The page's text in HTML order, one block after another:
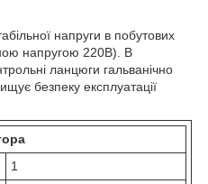
напруги в побутових
напругою 220В). В
ланцюги гальванічно
безпеку експлуатації
1